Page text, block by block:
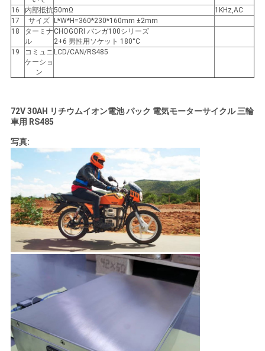
PRIVACY
POLICY
16
内部抵抗50mΩ
1KHz,AC
17
サイズ
L*W*H=360*230*160mm ±2mm
18
ターミナ
ル
CHOGORI バンガ100シリーズ
2+6 男性用ソケット 180°C
19
コミュニ
ケーショ
ン
LCD/CAN/RS485
72V 30AH リチウムイオン電池 パック 電気モーターサイクル 三輪
車用 RS485
写真: